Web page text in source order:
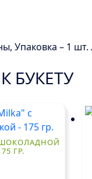
Упаковка – 1 шт.
БУКЕТУ
ШОКОЛАДНОЙ
ГР.